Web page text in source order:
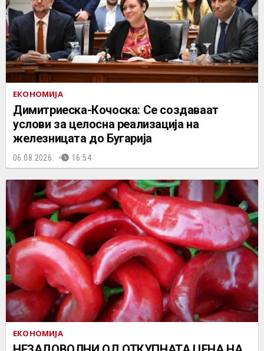
ЕКОНОМИЈА
Димитриеска-Кочоска: Се создаваат
услови за целосна реализација на
железницата до Бугарија
06.08.2026. 16:54
ЕКОНОМИЈА